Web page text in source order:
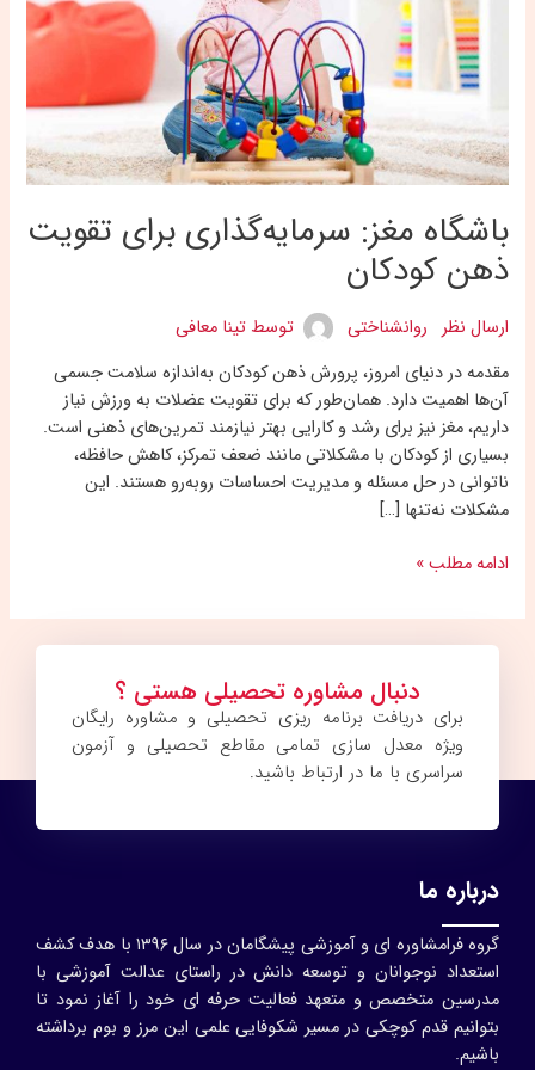
باشگاه مغز: سرمایه‌گذاری برای تقویت
ذهن کودکان
ارسال نظر روانشناختی توسط تینا معافی
مقدمه در دنیای امروز، پرورش ذهن کودکان به‌اندازه سلامت جسمی
آن‌ها اهمیت دارد. همان‌طور که برای تقویت عضلات به ورزش نیاز
داریم، مغز نیز برای رشد و کارایی بهتر نیازمند تمرین‌های ذهنی است.
بسیاری از کودکان با مشکلاتی مانند ضعف تمرکز، کاهش حافظه،
ناتوانی در حل مسئله و مدیریت احساسات روبه‌رو هستند. این
مشکلات نه‌تنها […]
کودکان
ادامه مطلب »
دنبال مشاوره تحصیلی هستی ؟
برای دریافت برنامه ریزی تحصیلی و مشاوره رایگان
ویژه معدل سازی تمامی مقاطع تحصیلی و آزمون
سراسری با ما در ارتباط باشید.
درباره ما
گروه فرامشاوره ای و آموزشی پیشگامان در سال ۱۳۹۶ با هدف کشف
استعداد نوجوانان و توسعه دانش در راستای عدالت آموزشی با
مدرسین متخصص و متعهد فعالیت حرفه ای خود را آغاز نمود تا
بتوانیم قدم کوچکی در مسیر شکوفایی علمی این مرز و بوم برداشته
باشیم.